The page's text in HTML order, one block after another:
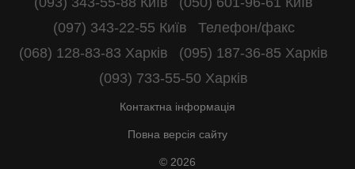
(097) 343-22-55 Київ
Телефон/факс
(068) 128-83-83 Харків
(095) 187-36-85 Харків
(093) 733-55-50 Харків
Контактна інформація
Повна версія сайту
© 2026